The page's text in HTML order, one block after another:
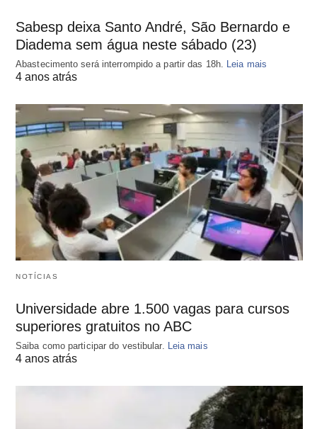
Sabesp deixa Santo André, São Bernardo e
Diadema sem água neste sábado (23)
Abastecimento será interrompido a partir das 18h. Leia mais
4 anos atrás
NOTÍCIAS
Universidade abre 1.500 vagas para cursos
superiores gratuitos no ABC
Saiba como participar do vestibular. Leia mais
4 anos atrás